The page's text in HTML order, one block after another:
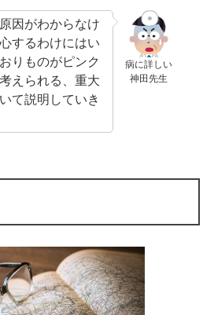
病に詳しい
神田先生
因がわからなけ
するわけにはい
りものがピンク
えられる、重大
て説明していき